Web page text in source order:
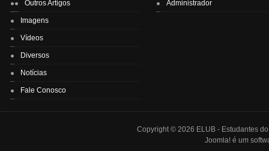
Outros Artigos
Imagens
Vídeos
Diversos
Notícias
Fale Conosco
Administrador
Copyright © 2026 ELUB - Estudantes
Joomla!é um